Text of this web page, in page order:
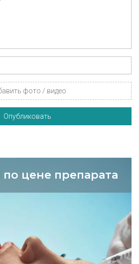
фото / видео
Опубликовать
цене препарата